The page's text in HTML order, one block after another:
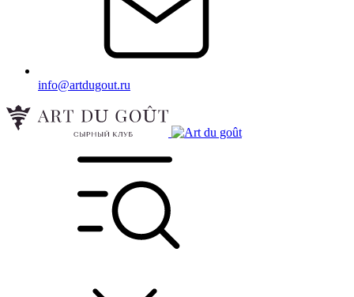
info@artdugout.ru